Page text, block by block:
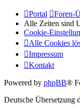
Portal
Foren-
Alle Zeiten sind
Cookie-
Alle Cookies
Impressum
Kontakt
Powered by phpBB®
Deutsche Übersetzung